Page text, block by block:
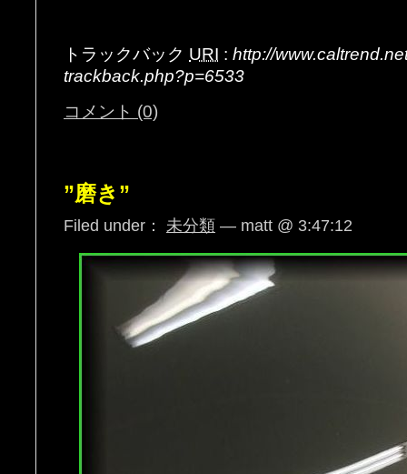
トラックバック URI : http://
trackback.php?p=6533
コメント (0)
”磨き”
Filed under： 未分類 — matt @ 3:47:12